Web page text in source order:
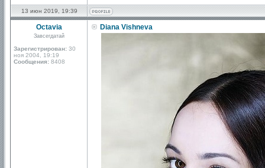
13 июн 2019, 19:39
Octavia
Завсегдатай
Зарегистрирован: 30
ноя 2004, 19:19
Сообщения: 8408
Diana Vishneva